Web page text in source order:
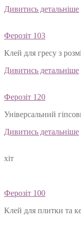
Дивитись детальніше
Ферозіт 103
Клей для гресу з
Дивитись детальніше
Ферозіт 120
Універсальний
Дивитись детальніше
хіт
Ферозіт 100
Клей для плитки та